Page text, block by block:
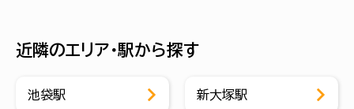
近隣のエリア・駅から探す
池袋駅 新大塚駅